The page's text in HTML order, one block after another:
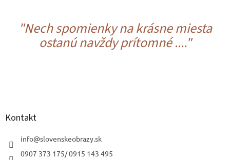
"Nech spomienky na krásne miesta
ostanú navždy prítomné ...."
Z
Kontakt
info@slovenskeobrazy.sk
0907 373 175/ 0915 143 495